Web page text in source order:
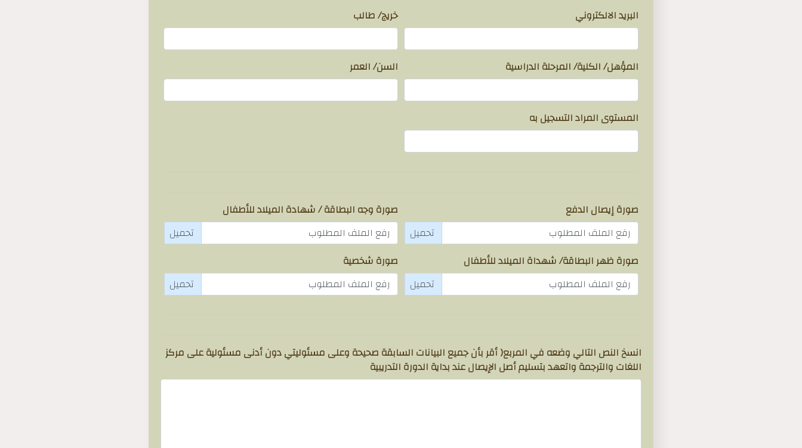
البريد الالكتروني خريج/ طالب
المؤهل/ الكلية/ المرحلة الدراسية السن/ العمر
المستوى المراد التسجيل به
صورة إيصال الدفع
رفع الملف المطلوب
صورة وجه البطاقة / شهادة الميلاد للأطفال
رفع الملف المطلوب
صورة ظهر البطاقة/ شهداة الميلاد للأطفال
رفع الملف المطلوب
صورة شخصية
رفع الملف المطلوب
انسخ النص التالي وضعه في المربع( أقر بأن جميع البيانات السابقة صحيحة وعلى مسئوليتي دون أدنى مسئولية على مركز
اللغات والترجمة واتعهد بتسليم أصل الإيصال عند بداية الدورة التدريبية